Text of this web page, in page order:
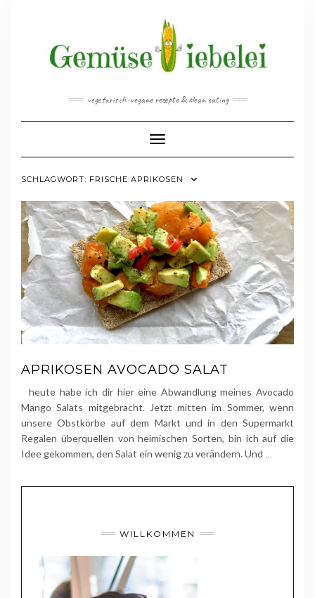
vegetarisch-vegane rezepte & clean eating
Toggle Navigation
SCHLAGWORT: FRISCHE APRIKOSEN
APRIKOSEN AVOCADO SALAT
heute habe ich dir hier eine Abwandlung meines Avocado
Mango Salats mitgebracht. Jetzt mitten im Sommer, wenn
unsere Obstkörbe auf dem Markt und in den Supermarkt
Regalen überquellen von heimischen Sorten, bin ich auf die
Idee gekommen, den Salat ein wenig zu verändern. Und …
WILLKOMMEN